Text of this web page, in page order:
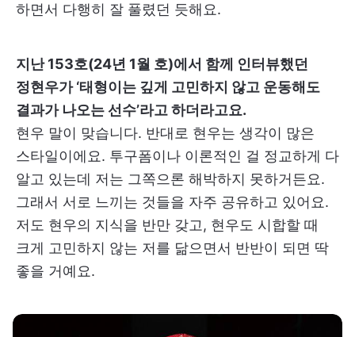
하면서 다행히 잘 풀렸던 듯해요.
지난 153호(24년 1월 호)에서 함께 인터뷰했던
정현우가 ‘태형이는 깊게 고민하지 않고 운동해도
결과가 나오는 선수’라고 하더라고요.
현우 말이 맞습니다. 반대로 현우는 생각이 많은
스타일이에요. 투구폼이나 이론적인 걸 정교하게 다
알고 있는데 저는 그쪽으론 해박하지 못하거든요.
그래서 서로 느끼는 것들을 자주 공유하고 있어요.
저도 현우의 지식을 반만 갖고, 현우도 시합할 때
크게 고민하지 않는 저를 닮으면서 반반이 되면 딱
좋을 거예요.